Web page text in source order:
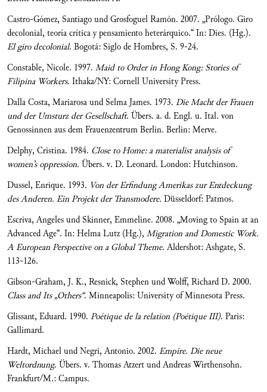
Castro-Gómez, Santiago und Grosfoguel Ramón. 2007. „Prólogo. Giro
decolonial, teoría crítica y pensamiento heterárquico.“ In: Dies. (Hg.).
El giro decolonial. Bogotá: Siglo de Hombres, S. 9-24.
Constable, Nicole. 1997. Maid to Order in Hong Kong: Stories of
Filipina Workers. Ithaka/NY: Cornell University Press.
Dalla Costa, Mariarosa und Selma James. 1973. Die Macht der Frauen
und der Umsturz der Gesellschaft. Übers. a. d. Engl. u. Ital. von
Genossinnen aus dem Frauenzentrum Berlin. Berlin: Merve.
Delphy, Cristina. 1984. Close to Home: a materialist analysis of
women’s oppression. Übers. v. D. Leonard. London: Hutchinson.
Dussel, Enrique. 1993. Von der Erfindung Amerikas zur Entdeckung
des Anderen. Ein Projekt der Transmodere. Düsseldorf: Patmos.
Escriva, Angeles und Skinner, Emmeline. 2008. „Moving to Spain at an
Advanced Age“. In: Helma Lutz (Hg.), Migration and Domestic Work.
A European Perspective on a Global Theme. Aldershot: Ashgate, S.
113-126.
Gibson-Graham, J. K., Resnick, Stephen und Wolff, Richard D. 2000.
Class and Its „Others“. Minneapolis: University of Minnesota Press.
Glissant, Eduard. 1990. Poétique de la relation (Poétique III). Paris:
Gallimard.
Hardt, Michael und Negri, Antonio. 2002. Empire. Die neue
Weltordnung. Übers. v. Thomas Atzert und Andreas Wirthensohn.
Frankfurt/M.: Campus.